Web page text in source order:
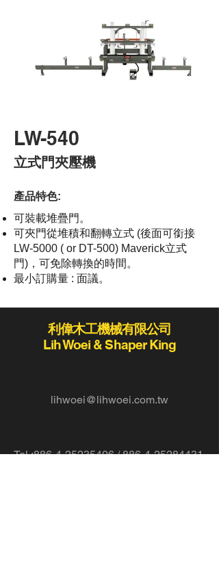
LW-540
立式門夾壓機
產品特色:
可裝載堆疊門。
可夾門從堆積和翻轉立式 (後面可銜接
LW-5000 ( or DT-500) Maverick立式
門)，可免除轉換的時間。
最小訂購量 : 面議。
利偉木工機械有限公司
Lih Woei & Shaper King
lihwoei@lihwoei.com.tw
Tel :886-4-25235406/886-4-25284431